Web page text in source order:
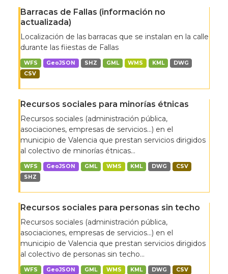
Barracas de Fallas (información no
actualizada)
Localización de las barracas que se instalan en la calle
durante las fiiestas de Fallas
WFS GeoJSON SHZ GML WMS KML
DWG
CSV
Recursos sociales para minorías étnicas
Recursos sociales (administración pública,
asociaciones, empresas de servicios…) en el
municipio de Valencia que prestan servicios dirigidos
al colectivo de minorías étnicas...
WFS GeoJSON GML WMS KML DWG
CSV
SHZ
Recursos sociales para personas sin techo
Recursos sociales (administración pública,
asociaciones, empresas de servicios…) en el
municipio de Valencia que prestan servicios dirigidos
al colectivo de personas sin techo...
WFS GeoJSON GML WMS KML DWG
CSV